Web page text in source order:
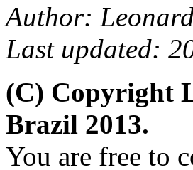
Author:
Last updated:
(C) Copyright
Brazil 2013.
You are free to